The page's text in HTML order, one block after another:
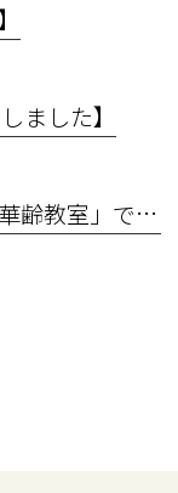
ました】
【熊野町介護予防事業「けんこう華齢教室」で講義を行いました】